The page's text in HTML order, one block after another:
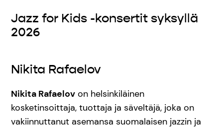
Jazz for Kids -konsertit syksyllä
2026
Nikita Rafaelov
Nikita Rafaelov on helsinkiläinen
kosketinsoittaja, tuottaja ja säveltäjä, joka on
vakiinnuttanut asemansa suomalaisen jazzin ja